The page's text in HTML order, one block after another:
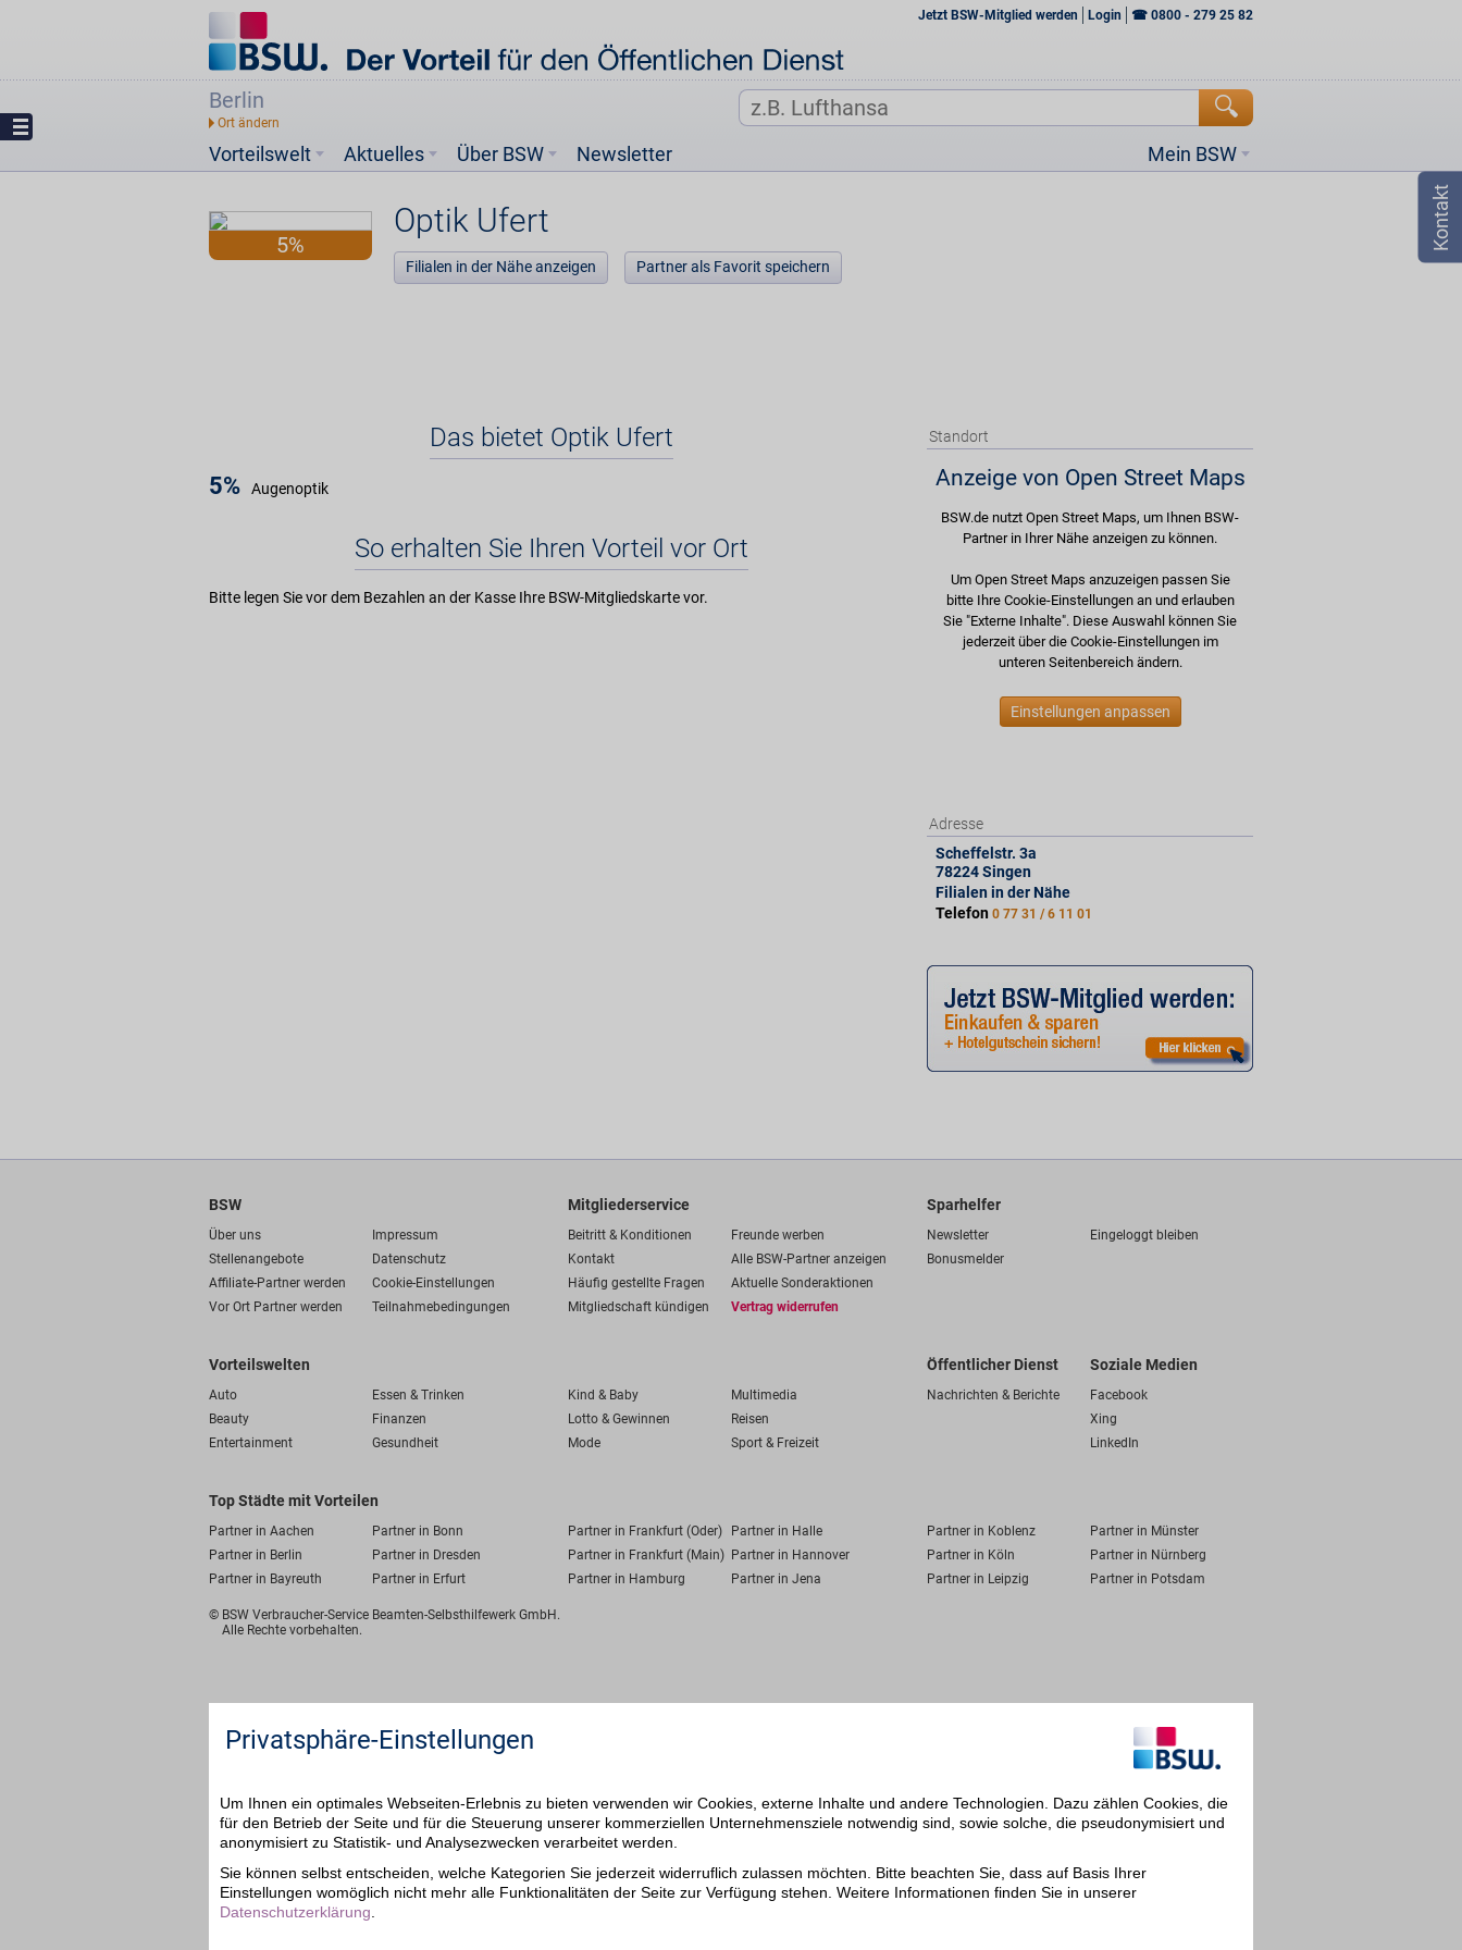
Jetzt BSW-Mitglied werden Login ☎ 0800 - 279 25 82
Berlin
Vorteilswelt Mein BSW
Aktuelles Über BSW Newsletter
5%
Optik Ufert
Filialen in der Nähe anzeigen Partner als Favorit speichern
Das bietet Optik Ufert
5% Augenoptik
So erhalten Sie Ihren Vorteil vor Ort
Bitte legen Sie vor dem Bezahlen an der Kasse Ihre BSW-Mitgliedskarte vor.
Standort
Anzeige von Open Street Maps
BSW.de nutzt Open Street Maps, um Ihnen BSW-
Partner in Ihrer Nähe anzeigen zu können.
Um Open Street Maps anzuzeigen passen Sie
bitte Ihre Cookie-Einstellungen an und erlauben
Sie "Externe Inhalte". Diese Auswahl können Sie
jederzeit über die Cookie-Einstellungen im
unteren Seitenbereich ändern.
Einstellungen anpassen
Adresse
Scheffelstr. 3a
78224Singen
Filialen in der Nähe
Telefon 0 77 31 / 6 11 01
BSW
Über uns
Impressum
Stellenangebote
Datenschutz
Affiliate-Partner werden
Cookie-Einstellungen
Vor Ort Partner werden
Teilnahmebedingungen
Mitgliederservice
Beitritt & Konditionen
Freunde werben
Kontakt
Alle BSW-Partner anzeigen
Häufig gestellte Fragen
Aktuelle Sonderaktionen
Mitgliedschaft kündigen
Vertrag widerrufen
Sparhelfer
Newsletter
Eingeloggt bleiben
Bonusmelder
Vorteilswelten
Auto Essen & Trinken Kind & Baby
Multimedia
Beauty
Finanzen Lotto & Gewinnen
Reisen
Entertainment
Gesundheit Mode Sport & Freizeit
Öffentlicher Dienst
Nachrichten & Berichte
Soziale Medien
Facebook
Xing
LinkedIn
Top Städte mit Vorteilen
Partner in Aachen Partner in Bonn Partner in Frankfurt (Oder) Partner in Halle Partner in Koblenz
Partner in Münster
Partner in Berlin
Partner in Dresden Partner in Frankfurt (Main) Partner in Hannover Partner in Köln
Partner in Nürnberg
Partner in Bayreuth
Partner in Erfurt Partner in Hamburg Partner in Jena Partner in Leipzig Partner in Potsdam
© BSW Verbraucher-Service Beamten-Selbsthilfewerk GmbH.
Alle Rechte vorbehalten.
Privatsphäre-Einstellungen
Um Ihnen ein optimales Webseiten-Erlebnis zu bieten verwenden wir Cookies, externe Inhalte und andere Technologien. Dazu zählen Cookies, die
für den Betrieb der Seite und für die Steuerung unserer kommerziellen Unternehmensziele notwendig sind, sowie solche, die pseudonymisiert und
anonymisiert zu Statistik- und Analysezwecken verarbeitet werden.
Sie können selbst entscheiden, welche Kategorien Sie jederzeit widerruflich zulassen möchten. Bitte beachten Sie, dass auf Basis Ihrer
Einstellungen womöglich nicht mehr alle Funktionalitäten der Seite zur Verfügung stehen. Weitere Informationen finden Sie in unserer
Datenschutzerklärung